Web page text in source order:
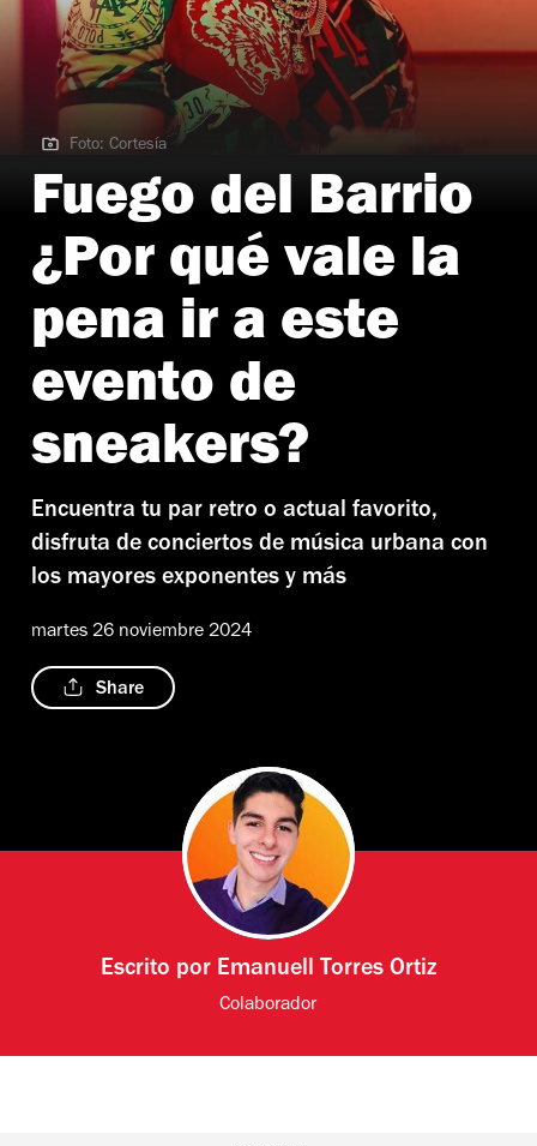
Foto: Cortesía
Foto: Cortesía
Fuego del Barrio
¿Por qué vale la
pena ir a este
evento de
sneakers?
Encuentra tu par retro o actual favorito,
disfruta de conciertos de música urbana con
los mayores exponentes y más
martes 26 noviembre 2024
Share
Escrito por Emanuell Torres Ortiz
Colaborador